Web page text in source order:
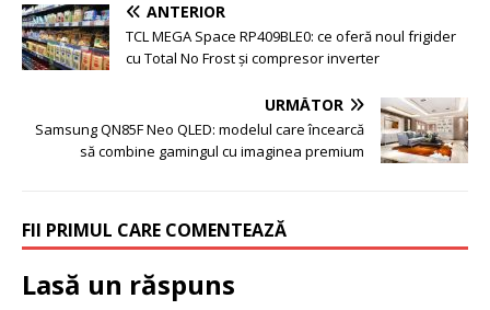
ANTERIOR
TCL MEGA Space RP409BLE0: ce oferă noul frigider
cu Total No Frost și compresor inverter
URMĂTOR
Samsung QN85F Neo QLED: modelul care încearcă
să combine gamingul cu imaginea premium
FII PRIMUL CARE COMENTEAZĂ
Lasă un răspuns